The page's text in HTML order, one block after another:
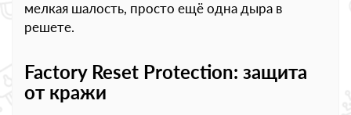
мелкая шалость, просто ещё одна дыра в
решете.
Factory Reset Protection: защита
от кражи